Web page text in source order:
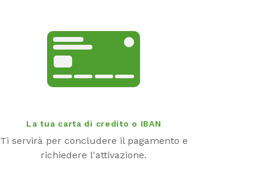
La tua carta di credito o IBAN
Ti servirà per concludere il pagamento e
richiedere l'attivazione.